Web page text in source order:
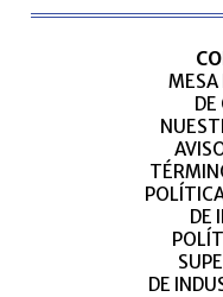
MESA
DE
DE